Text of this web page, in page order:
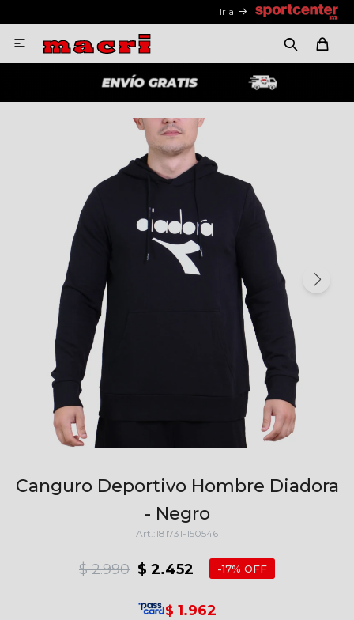
Ir a

Canguro Deportivo Hombre Diadora
- Negro
181731-150546
$ 2.452
$ 2.990 17
$ 1.962